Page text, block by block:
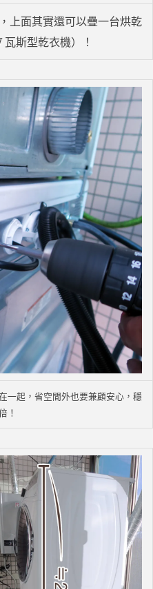
上面其實還可以疊一台烘乾
斯型乾衣機）！
一起，省空間外也要兼顧安心，穩
！